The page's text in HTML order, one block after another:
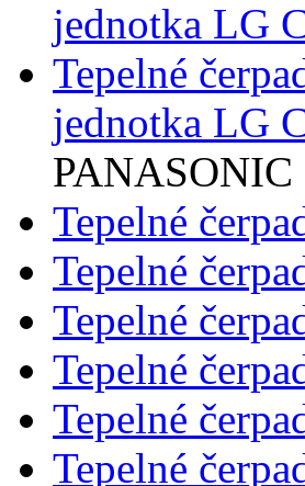
jednotka LG
Tepelné
jednotka LG
PANASONIC
Tepelné
Tepelné
Tepelné
Tepelné
Tepelné
Tepelné